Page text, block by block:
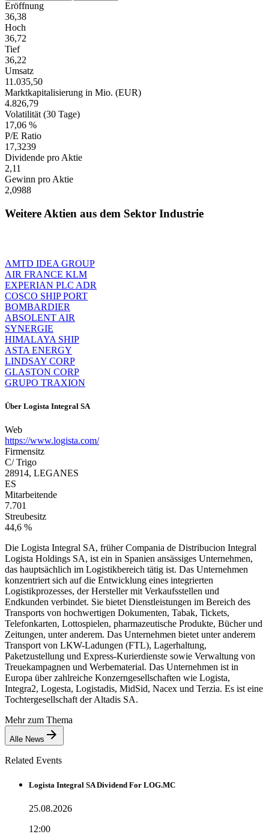
Eröffnung
36,38
Hoch
36,72
Tief
36,22
Umsatz
11.035,50
Marktkapitalisierung in Mio. (EUR)
4.826,79
Volatilität (30 Tage)
17,06 %
P/E Ratio
17,3239
Dividende pro Aktie
2,11
Gewinn pro Aktie
2,0988
Weitere Aktien aus dem Sektor Industrie
AMTD IDEA GROUP
AIR FRANCE KLM
EXPERIAN PLC ADR
COSCO SHIP PORT
BOMBARDIER
ABSOLENT AIR
SYNERGIE
HIMALAYA SHIP
ASTA ENERGY
LINDSAY CORP
GLASTON CORP
GRUPO TRAXION
Über Logista Integral SA
Web
https://www.logista.com/
Firmensitz
C/ Trigo
28914, LEGANES
ES
Mitarbeitende
7.701
Streubesitz
44,6 %
Die Logista Integral SA, früher Compania de Distribucion Integral
Logista Holdings SA, ist ein in Spanien ansässiges Unternehmen,
das hauptsächlich im Logistikbereich tätig ist. Das Unternehmen
konzentriert sich auf die Entwicklung eines integrierten
Logistikprozesses, der Hersteller mit Verkaufsstellen und
Endkunden verbindet. Sie bietet Dienstleistungen im Bereich des
Transports von hochwertigen Dokumenten, Tabak, Tickets,
Telefonkarten, Lottospielen, pharmazeutische Produkte, Bücher und
Zeitungen, unter anderem. Das Unternehmen bietet unter anderem
Transport von LKW-Ladungen (FTL), Lagerhaltung,
Paketzustellung und Express-Kurierdienste sowie Verwaltung von
Treuekampagnen und Werbematerial. Das Unternehmen ist in
Europa über zahlreiche Konzerngesellschaften wie Logista,
Integra2, Logesta, Logistadis, MidSid, Nacex und Terzia. Es ist eine
Tochtergesellschaft der Altadis SA.
Mehr zum Thema
Alle News
Related Events
Logista Integral SA Dividend For LOG.MC
25.08.2026
12:00